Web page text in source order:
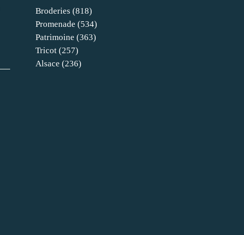
Broderies (818)
Promenade (534)
Patrimoine (363)
Tricot (257)
Alsace (236)